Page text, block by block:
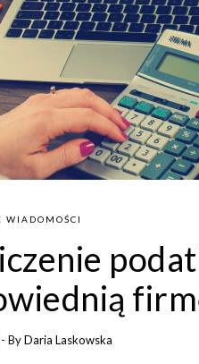
WIADOMOŚCI
- ByDaria Laskowska